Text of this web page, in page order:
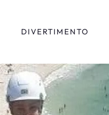
DIVERTIMENTO